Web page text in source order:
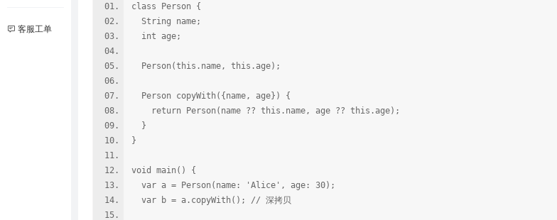
客服工单
class Person {
String name;
int age;
Person(this.name, this.age);
Person copyWith({name, age}) {
return Person(name ?? this.name, age ?? this.age);
}
}
void main() {
var a = Person(name: 'Alice', age: 30);
var b = a.copyWith(); // 深拷贝